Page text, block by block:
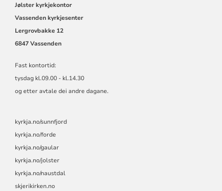
Jølster kyrkjekontor
Vassenden kyrkjesenter
Lergrovbakke 12
6847 Vassenden
Fast kontortid:
tysdag kl.09.00 - kl.14.30
og etter avtale dei andre dagane.
kyrkja.no/sunnfjord
kyrkja.no/forde
kyrkja.no/gaular
kyrkja.no/jolster
kyrkja.no/naustdal
skjerikirken.no